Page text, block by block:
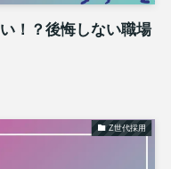
！？後悔しない職場
Z世代採用